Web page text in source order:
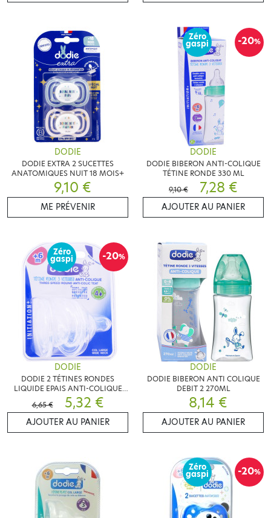
DODIE
DODIE EXTRA 2 SUCETTES
ANATOMIQUES NUIT 18 MOIS+
9,10 €
ME PRÉVENIR
-20%
Zéro
gaspi
DODIE
DODIE BIBERON ANTI-COLIQUE
TÉTINE RONDE 330 ML
9,10 €
7,28 €
AJOUTER AU PANIER
-20%
Zéro
gaspi
DODIE
DODIE 2 TÉTINES RONDES
LIQUIDE EPAIS ANTI-COLIQUE
+6M
6,65 € 5,32 €
AJOUTER AU PANIER
DODIE
DODIE BIBERON ANTI COLIQUE
DEBIT 2 270ML
8,14 €
AJOUTER AU PANIER
-20%
Zéro
gaspi